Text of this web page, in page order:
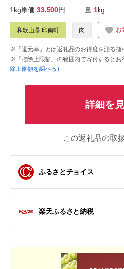
1kg単価:33,500円 量:1kg
和歌山県 印南町 肉 お
※「還元率」とは返礼品のお得度を測る指
※「控除上限額」の範囲内で寄付するとお
除上限額を調べる）
詳細を
この返礼品の取
ふるさとチョイス
楽天ふるさと納税